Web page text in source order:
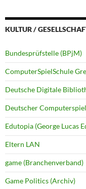
KULTUR /
Bundesprüfstelle (BPjM)
ComputerSpielSchule
Deutsche Digitale
Deutscher
Edutopia (George Lucas
Eltern LAN
game (Branchenverband)
Game Politics (Archiv)